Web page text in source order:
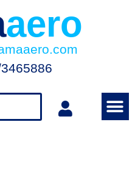
aero